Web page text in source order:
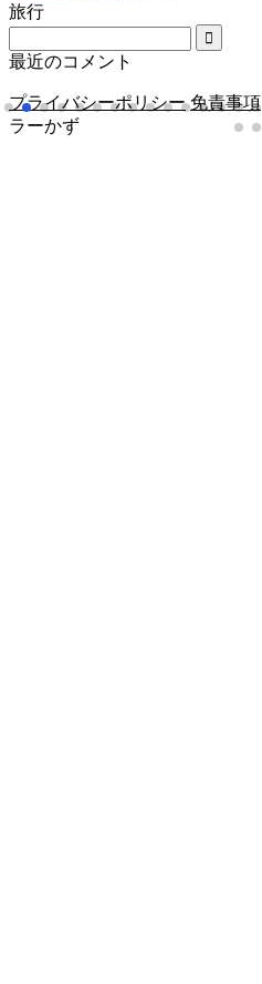
旅行
最近のコメント
プライバシーポリシー 免責事項
ラーかず